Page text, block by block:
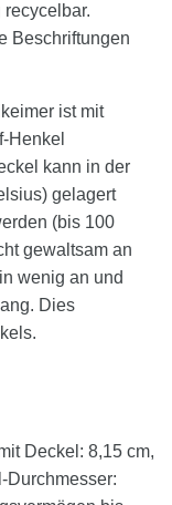
Beschriftungen
ist mit
Henkel
kann in der
gelagert
(bis 100
gewaltsam an
wenig an und
Dies
Deckel: 8,15 cm,
Durchmesser: